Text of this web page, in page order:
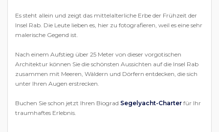
Es steht allein und zeigt das mittelalterliche Erbe der Frühzeit der
Insel Rab. Die Leute lieben es, hier zu fotografieren, weil es eine sehr
malerische Gegend ist.
Nach einem Aufstieg über 25 Meter von dieser vorgotischen
Architektur können Sie die schönsten Aussichten auf die Insel Rab
zusammen mit Meeren, Wäldern und Dörfern entdecken, die sich
unter Ihren Augen erstrecken.
Buchen Sie schon jetzt Ihren Biograd Segelyacht-Charter für Ihr
traumhaftes Erlebnis.